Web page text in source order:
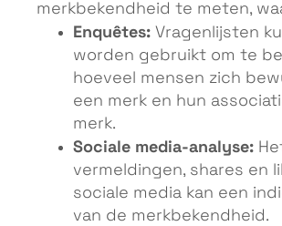
merkbekendheid te meten,
Enquêtes: Vragenlijsten
worden gebruikt om te
hoeveel mensen zich
een merk en hun
merk.
Sociale media-analyse:
vermeldingen, shares en
sociale media kan een
van de merkbekendheid.